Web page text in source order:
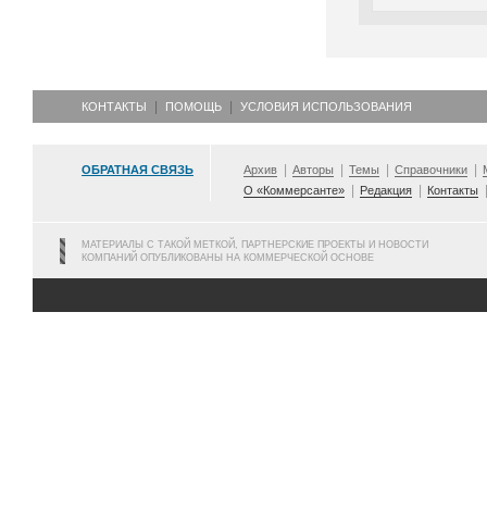
КОНТАКТЫ ПОМОЩЬ УСЛОВИЯ ИСПОЛЬЗОВАНИЯ
ОБРАТНАЯ СВЯЗЬ Архив Авторы Темы Справочники
О «Коммерсанте»
Редакция Контакты
МАТЕРИАЛЫ С ТАКОЙ МЕТКОЙ, ПАРТНЕРСКИЕ ПРОЕКТЫ И НОВОСТИ
КОМПАНИЙ ОПУБЛИКОВАНЫ НА КОММЕРЧЕСКОЙ ОСНОВЕ